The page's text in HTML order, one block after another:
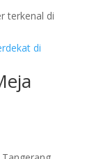
terkenal di